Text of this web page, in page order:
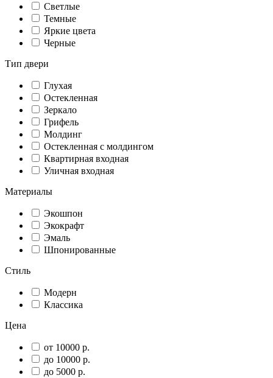
Светлые
Темные
Яркие цвета
Черные
Тип двери
Глухая
Остекленная
Зеркало
Грифель
Молдинг
Остекленная с молдингом
Квартирная входная
Уличная входная
Материалы
Экошпон
Экокрафт
Эмаль
Шпонированные
Стиль
Модерн
Классика
Цена
от 10000 р.
до 10000 р.
до 5000 р.